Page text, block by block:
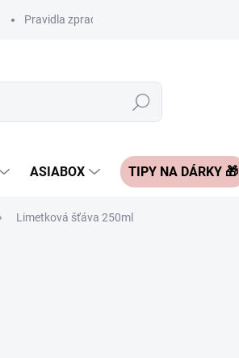
Pravidla zpracování recenzí
Hledat
ASIABOX TIPY NA DÁRKY 🎁
Limetková šťáva 250ml